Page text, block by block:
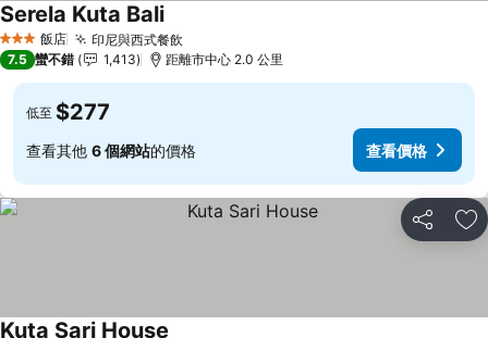
3 星級 飯店 印尼與西式餐飲查看價格
Serela Kuta Bali查看價格
7.5 蠻不錯 1,413 距離市中心 2.0 公里
低至 $277
查看其他 6 個網站的價格 查看價格
分享 加
Kuta Sari House